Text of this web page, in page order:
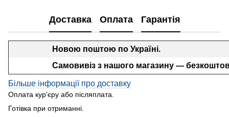
Доставка Оплата Гарантія
Новою поштою по Україні.
Самовивіз з нашого магазину —
Більше інформації про доставку
Оплата кур'єру або післяплата.
Готівка при отриманні.